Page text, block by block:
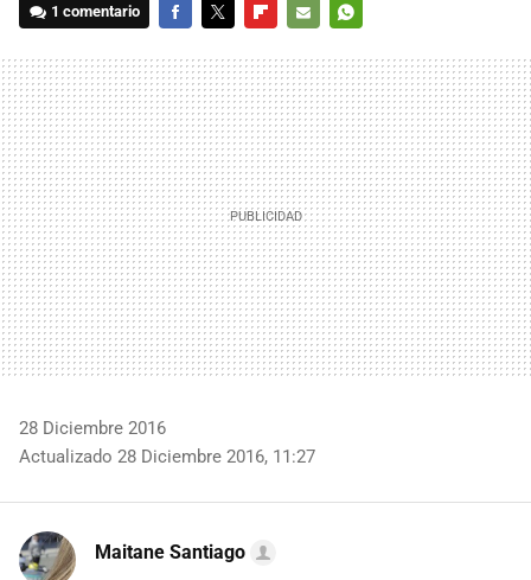
1 comentario
MAIL
28 Diciembre 2016
Actualizado 28 Diciembre 2016, 11:27
Maitane Santiago